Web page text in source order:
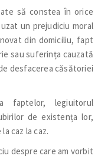
să constea în orice
un prejudiciu moral
din domiciliu, fapt
sau suferința cauzată
desfacerea căsătoriei
faptelor, legiuitorul
de existența lor,
caz la caz.
despre care am vorbit